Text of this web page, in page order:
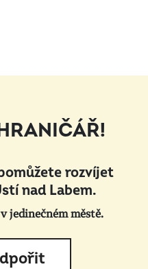
rozvíjet
nad Labem.
jedinečném městě.